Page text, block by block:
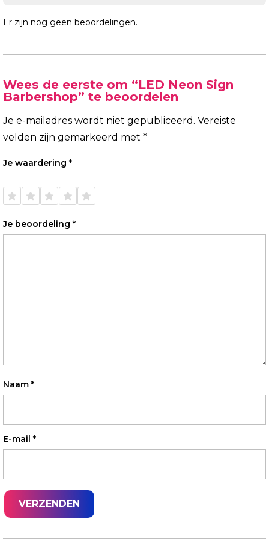
Er zijn nog geen beoordelingen.
Wees de eerste om “LED Neon Sign
Barbershop” te beoordelen
Je e-mailadres wordt niet gepubliceerd. Vereiste
velden zijn gemarkeerd met *
Je waardering *
de 5
de 5
de 5
de 5
de 5
Je beoordeling *
Naam *
E-mail *